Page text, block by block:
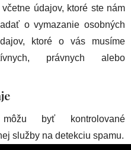
údajov, ktoré ste nám
o vymazanie osobných
ktoré o vás musíme
právnych alebo
môžu byť kontrolované
služby na detekciu spamu.